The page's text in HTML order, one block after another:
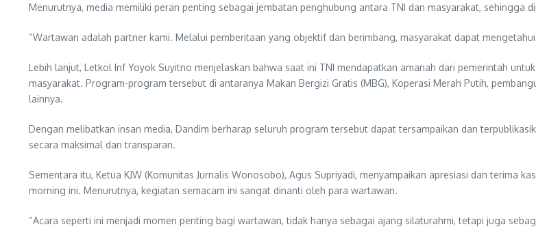
Menurutnya, media memiliki peran penting sebagai jembatan penghubung antara TNI dan masyarakat, sehingga
“Wartawan adalah partner kami. Melalui pemberitaan yang objektif dan berimbang, masyarakat dapat
Lebih lanjut, Letkol Inf Yoyok Suyitno menjelaskan bahwa saat ini TNI mendapatkan amanah dari pemerintah
masyarakat. Program-program tersebut di antaranya Makan Bergizi Gratis (MBG), Koperasi Merah Putih,
lainnya.
Dengan melibatkan insan media, Dandim berharap seluruh program tersebut dapat tersampaikan dan
secara maksimal dan transparan.
Sementara itu, Ketua KJW (Komunitas Jurnalis Wonosobo), Agus Supriyadi, menyampaikan apresiasi dan
morning ini. Menurutnya, kegiatan semacam ini sangat dinanti oleh para wartawan.
“Acara seperti ini menjadi momen penting bagi wartawan, tidak hanya sebagai ajang silaturahmi, tetapi juga